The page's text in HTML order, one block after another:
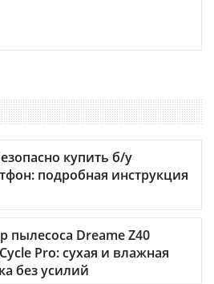
купить б/у
подробная инструкция
пылесоса Dreame Z40
Pro: сухая и влажная
без усилий